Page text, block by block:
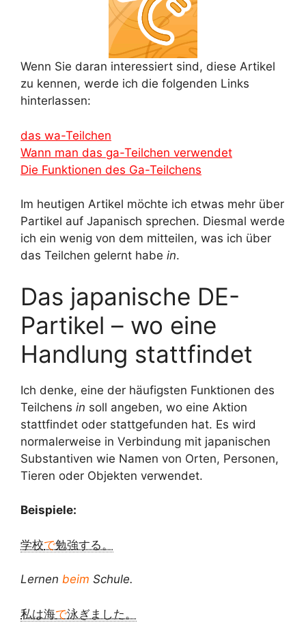
Wenn Sie daran interessiert sind, diese Artikel
zu kennen, werde ich die folgenden Links
hinterlassen:
das wa-Teilchen
Wann man das ga-Teilchen verwendet
Die Funktionen des Ga-Teilchens
Im heutigen Artikel möchte ich etwas mehr über
Partikel auf Japanisch sprechen. Diesmal werde
ich ein wenig von dem mitteilen, was ich über
das Teilchen gelernt habe in.
Das japanische DE-
Partikel – wo eine
Handlung stattfindet
Ich denke, eine der häufigsten Funktionen des
Teilchens in soll angeben, wo eine Aktion
stattfindet oder stattgefunden hat. Es wird
normalerweise in Verbindung mit japanischen
Substantiven wie Namen von Orten, Personen,
Tieren oder Objekten verwendet.
Beispiele:
学校で勉強する。
Lernen beim Schule.
私は海で泳ぎました。